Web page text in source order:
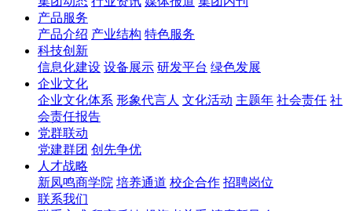
产品服务
产品介绍 产业结构 特色服务
科技创新
信息化建设 设备展示 研发平台 绿色发展
企业文化
企业文化体系 形象代言人 文化活动 主题年 社会责任 社
会责任报告
党群联动
党建群团 创先争优
人才战略
新凤鸣商学院 培养通道 校企合作 招聘岗位
联系我们